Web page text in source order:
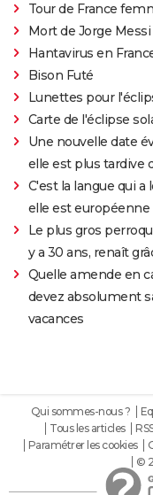
Tour de France
Mort de Jorge Messi
Hantavirus en
Bison Futé
Lunettes pour
Carte de l'éclipse
Une nouvelle date
elle est plus tardive
C'est la langue qui
elle est européenne
Le plus gros
y a 30 ans, renaît
Quelle amende en
devez absolument
vacances
Qui sommes-nous ?
Tous les articles
Paramétrer les cookies
©